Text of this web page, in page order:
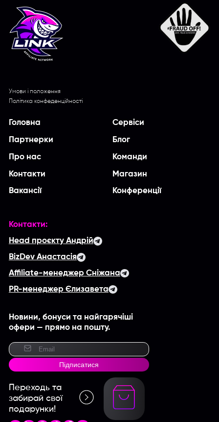
Умови і положення
Політика конфеденційності
Головна Сервіси
Партнерки Блог
Про нас Команди
Контакти Магазин
Вакансії Конференції
Контакти:
Head проєкту Андрій
BizDev Анастасія
Affiliate-менеджер Сніжана
PR-менеджер Єлизавета
Новини, бонуси та найгарячіші
офери — прямо на пошту.
Підписатися
Переходь та
забирай свої
подарунки!